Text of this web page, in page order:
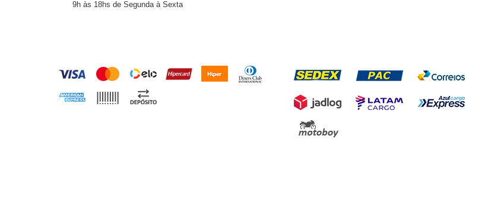
9h às 18hs de Segunda à Sexta